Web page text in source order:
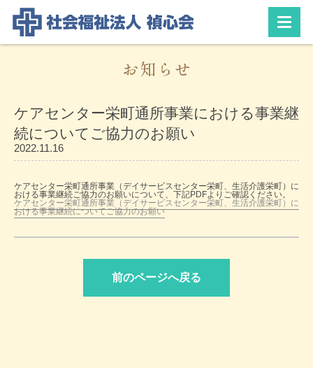
お知らせ
ケアセンター栄町通所事業における事業継
続についてご協力のお願い
2022.11.16
ケアセンター栄町通所事業（デイサービスセンター栄町、生活介護栄町）に
おける事業継続ご協力のお願いについて、下記PDFよりご確認ください。
ケアセンター栄町通所事業（デイサービスセンター栄町、生活介護栄町）に
おける事業継続についてご協力のお願い
前のページへ戻る